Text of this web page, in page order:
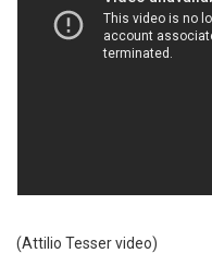
(Attilio Tesser video)